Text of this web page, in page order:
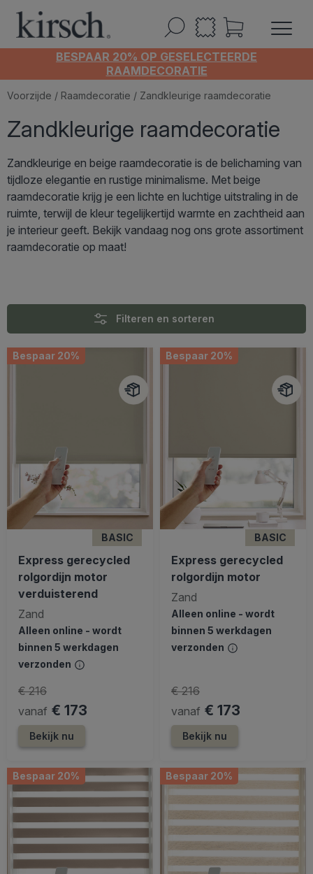
BESPAAR 20% OP GESELECTEERDE
RAAMDECORATIE
Voorzijde / Raamdecoratie / Zandkleurige raamdecoratie
Zandkleurige raamdecoratie
Zandkleurige en beige raamdecoratie is de belichaming van
tijdloze elegantie en rustige minimalisme. Met beige
raamdecoratie krijg je een lichte en luchtige uitstraling in de
ruimte, terwijl de kleur tegelijkertijd warmte en zachtheid aan
je interieur geeft. Bekijk vandaag nog ons grote assortiment
raamdecoratie op maat!
Filteren en sorteren
Bespaar 20%
BASIC
Express gerecycled
rolgordijn motor
verduisterend
Zand
Alleen online - wordt
binnen 5 werkdagen
verzonden
vanaf € 173
€ 216
Bekijk nu
Bespaar 20%
BASIC
Express gerecycled
rolgordijn motor
Zand
Alleen online - wordt
binnen 5 werkdagen
verzonden
vanaf € 173
€ 216
Bekijk nu
Bespaar 20% Bespaar 20%